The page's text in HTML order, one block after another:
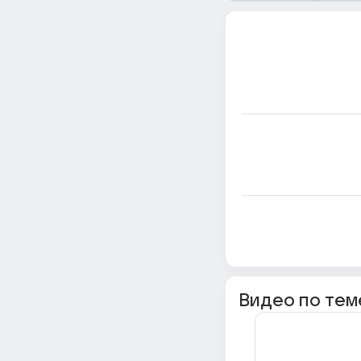
Видео по